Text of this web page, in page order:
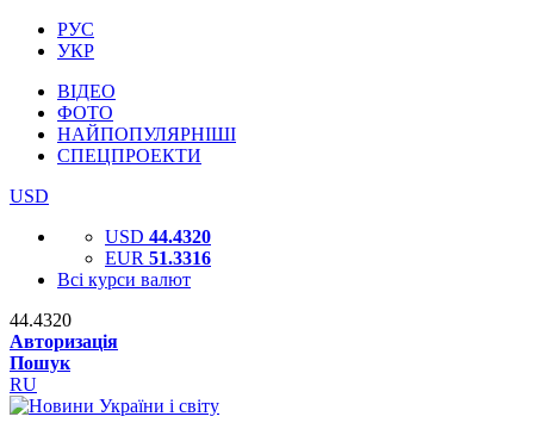
РУС
УКР
ВІДЕО
ФОТО
НАЙПОПУЛЯРНІШІ
СПЕЦПРОЕКТИ
USD
USD 44.4320
EUR 51.3316
Всі курси валют
44.4320
Авторизація
Пошук
RU